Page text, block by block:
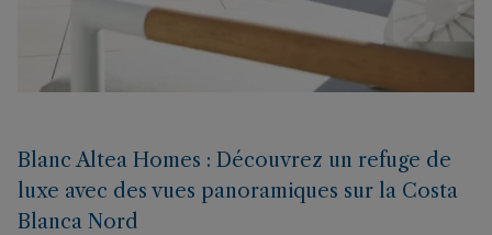
Blanc Altea Homes : Découvrez un refuge de
luxe avec des vues panoramiques sur la Costa
Blanca Nord